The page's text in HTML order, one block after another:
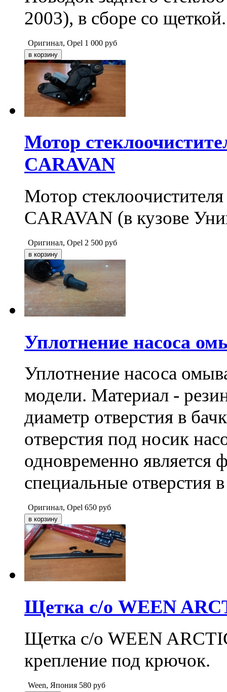
2003), в сборе со
Оригинал, Opel 1 000 руб
Мотор
CARAVAN
Мотор
CARAVAN (в кузове
Оригинал, Opel 2 500 руб
Уплотнение насоса
Уплотнение насоса
модели. Материал -
диаметр отверстия в
отверстия под носик
одновременно является
специальные отверстия
Оригинал, Opel 650 руб
Щетка с/о WEEN
Щетка с/о WEEN
крепление под крючок.
Ween, Япония 580 руб